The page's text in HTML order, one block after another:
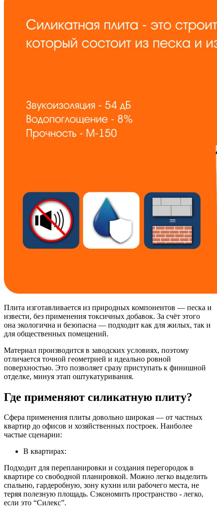
Плита изготавливается из природных компонентов — песка и
извести, без применения токсичных добавок. За счёт этого
она экологична и безопасна — подходит как для жилых, так и
для общественных помещений.
Материал производится в заводских условиях, поэтому
отличается точной геометрией и идеально ровной
поверхностью. Это позволяет сразу приступать к финишной
отделке, минуя этап оштукатуривания.
Где применяют силикатную плиту?
Сфера применения плиты довольно широкая — от частных
квартир до офисов и хозяйственных построек. Наиболее
частые сценарии:
В квартирах:
Подходит для перепланировки и создания перегородок в
квартире со свободной планировкой. Можно легко выделить
спальню, гардеробную, зону кухни или рабочего места, не
теряя полезную площадь. Сэкономить пространство - легко,
если это “Силекс”.